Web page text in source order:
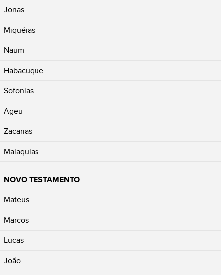
Jonas
Miquéias
Naum
Habacuque
Sofonias
Ageu
Zacarias
Malaquias
NOVO TESTAMENTO
Mateus
Marcos
Lucas
João